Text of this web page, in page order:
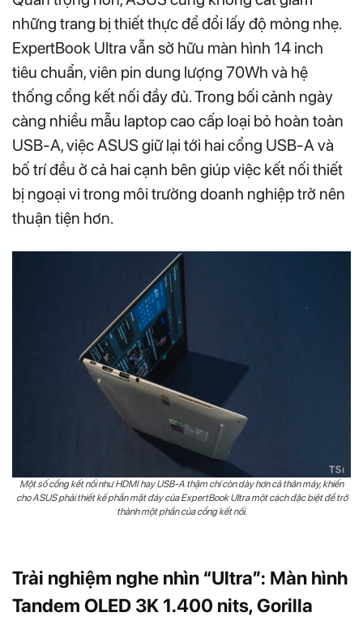
những trang bị thiết thực để đổi lấy độ mỏng nhẹ.
ExpertBook Ultra vẫn sở hữu màn hình 14 inch
tiêu chuẩn, viên pin dung lượng 70Wh và hệ
thống cổng kết nối đầy đủ. Trong bối cảnh ngày
càng nhiều mẫu laptop cao cấp loại bỏ hoàn toàn
USB-A, việc ASUS giữ lại tới hai cổng USB-A và
bố trí đều ở cả hai cạnh bên giúp việc kết nối thiết
bị ngoại vi trong môi trường doanh nghiệp trở nên
thuận tiện hơn.
Một số cổng kết nối như HDMI hay USB-A thậm chí còn dày hơn cả thân máy, khiến
cho ASUS phải thiết kế phần mặt đáy của ExpertBook Ultra một cách đặc biệt để trở
thành một phần của cổng kết nối.
Trải nghiệm nghe nhìn “Ultra”: Màn hình
Tandem OLED 3K 1.400 nits, Gorilla